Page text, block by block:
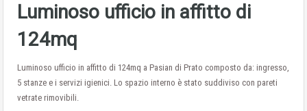
Luminoso ufficio in affitto di
124mq
Luminoso ufficio in affitto di 124mq a Pasian di Prato composto da: ingresso,
5 stanze e i servizi igienici. Lo spazio interno è stato suddiviso con pareti
vetrate rimovibili.